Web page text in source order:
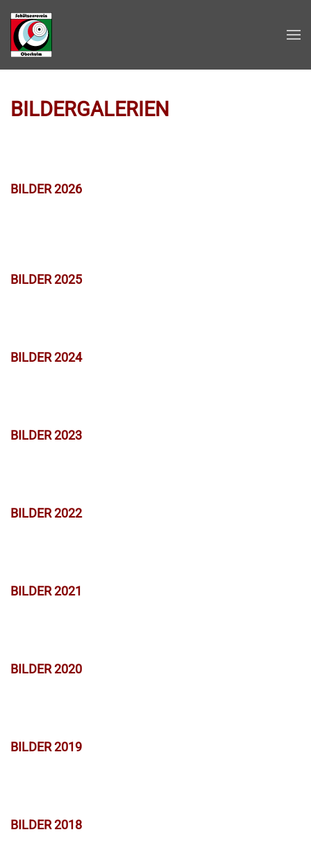
Zum Hauptinhalt springen
BILDERGALERIEN
BILDER 2026
BILDER 2025
BILDER 2024
BILDER 2023
BILDER 2022
BILDER 2021
BILDER 2020
BILDER 2019
BILDER 2018